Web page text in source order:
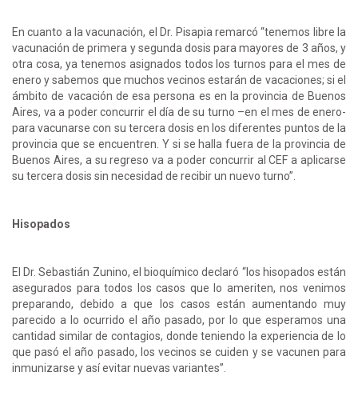
En cuanto a la vacunación, el Dr. Pisapia remarcó “tenemos libre la
vacunación de primera y segunda dosis para mayores de 3 años, y
otra cosa, ya tenemos asignados todos los turnos para el mes de
enero y sabemos que muchos vecinos estarán de vacaciones; si el
ámbito de vacación de esa persona es en la provincia de Buenos
Aires, va a poder concurrir el día de su turno –en el mes de enero-
para vacunarse con su tercera dosis en los diferentes puntos de la
provincia que se encuentren. Y si se halla fuera de la provincia de
Buenos Aires, a su regreso va a poder concurrir al CEF a aplicarse
su tercera dosis sin necesidad de recibir un nuevo turno”.
Hisopados
El Dr. Sebastián Zunino, el bioquímico declaró “los hisopados están
asegurados para todos los casos que lo ameriten, nos venimos
preparando, debido a que los casos están aumentando muy
parecido a lo ocurrido el año pasado, por lo que esperamos una
cantidad similar de contagios, donde teniendo la experiencia de lo
que pasó el año pasado, los vecinos se cuiden y se vacunen para
inmunizarse y así evitar nuevas variantes”.